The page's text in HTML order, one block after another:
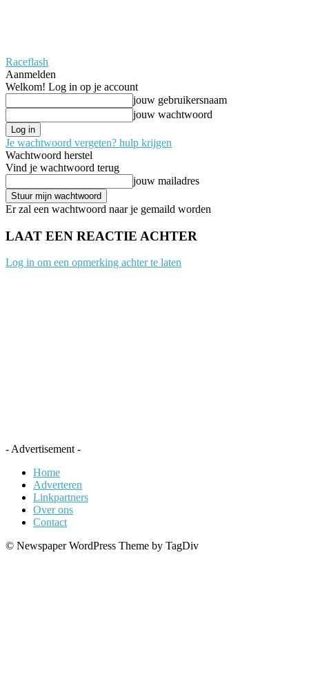
Raceflash
Aanmelden
Welkom! Log in op je account
jouw gebruikersnaam
jouw wachtwoord
Je wachtwoord vergeten? hulp krijgen
Wachtwoord herstel
Vind je wachtwoord terug
jouw mailadres
Er zal een wachtwoord naar je gemaild worden
LAAT EEN REACTIE ACHTER
Log in om een opmerking achter te laten
- Advertisement -
Home
Adverteren
Linkpartners
Over ons
Contact
© Newspaper WordPress Theme by TagDiv